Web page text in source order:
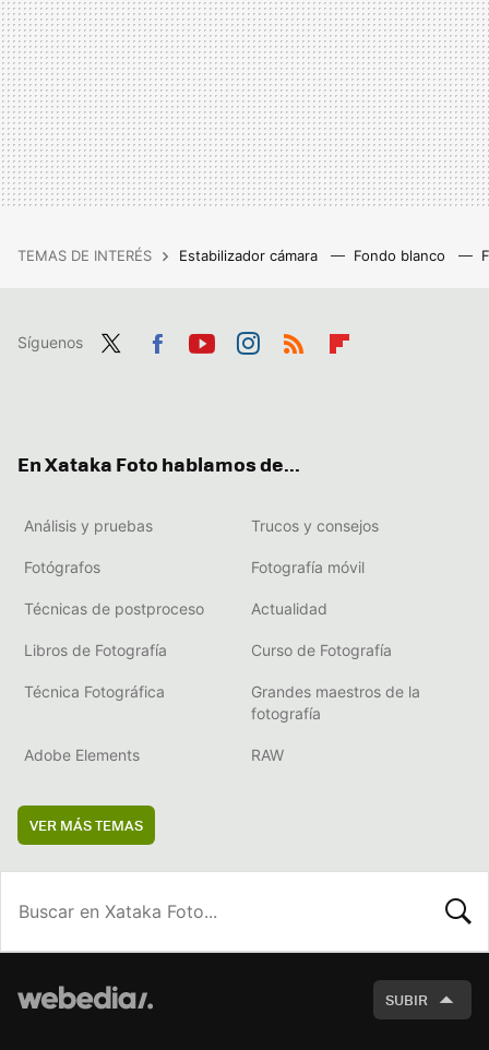
TEMAS DE INTERÉS Estabilizador cámara Fondo blanco
Síguenos
En Xataka Foto hablamos de...
Análisis y pruebas Trucos y consejos
Fotógrafos Fotografía móvil
Técnicas de postproceso Actualidad
Libros de Fotografía Curso de Fotografía
Técnica Fotográfica
Grandes maestros de la
fotografía
Adobe Elements RAW
VER MÁS TEMAS
SUBIR